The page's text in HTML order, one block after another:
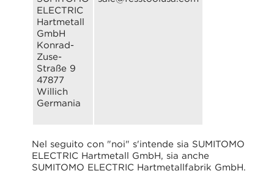
ELECTRIC
Hartmetall
GmbH
Konrad-
Zuse-
Straße 9
47877
Willich
Germania
Nel seguito con "noi" s'intende sia SUMITOMO
ELECTRIC Hartmetall GmbH, sia anche
SUMITOMO ELECTRIC Hartmetallfabrik GmbH.